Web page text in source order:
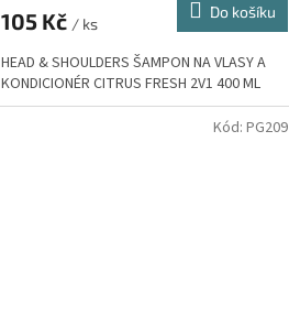
105 Kč / ks
Do košíku
HEAD & SHOULDERS ŠAMPON NA VLASY A
KONDICIONÉR CITRUS FRESH 2V1 400 ML
Kód: PG209